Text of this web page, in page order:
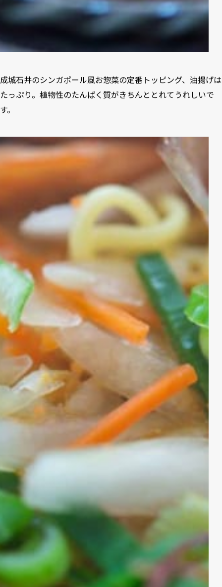
成城石井のシンガポール風お惣菜の定番トッピング、油揚げは
たっぷり。植物性のたんぱく質がきちんととれてうれしいで
す。